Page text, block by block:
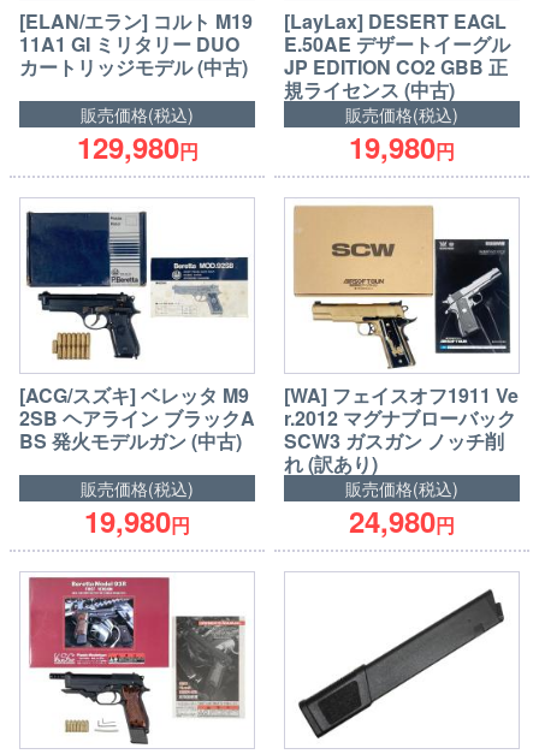
[ELAN/エラン] コルト M19
11A1 GI ミリタリー DUO
カートリッジモデル (中古)
販売価格(税込)
129,980円
[LayLax] DESERT EAGL
E.50AE デザートイーグル
JP EDITION CO2 GBB 正
規ライセンス (中古)
販売価格(税込)
19,980円
[ACG/スズキ] ベレッタ M9
2SB ヘアライン ブラックA
BS 発火モデルガン (中古)
販売価格(税込)
19,980円
[WA] フェイスオフ1911 Ve
r.2012 マグナブローバック
SCW3 ガスガン ノッチ削
れ (訳あり)
販売価格(税込)
24,980円